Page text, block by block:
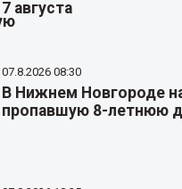
7 августа
07.8.2026 08:30
В Нижнем Новгороде
пропавшую 8-летнюю